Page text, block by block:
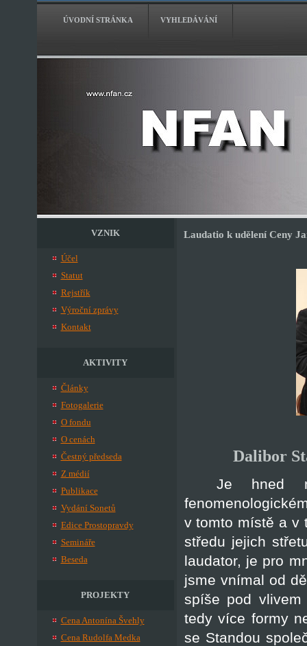
ÚVODNÍ STRÁNKA VYHLEDÁVÁNÍ
VZNIK
Účel
Statut
Rejstřík
Výroční zprávy
Kontakt
AKTIVITY
Články
Fotogalerie
O fondu
O cenách
Čestný předseda
Z médií
Publikace
Vydání Sonetů
Edice Prostopravdy
Semináře
Beseda
PROJEKTY
Cena Antonína Švehly
Cena Rudolfa Medka
Laudatio k udělení Ceny
Dalibor
Je hned
v tomto místě a v
středu jejich
laudator, je pro
jsme vnímal od
spíše pod vlivem
tedy více formy
se Standou